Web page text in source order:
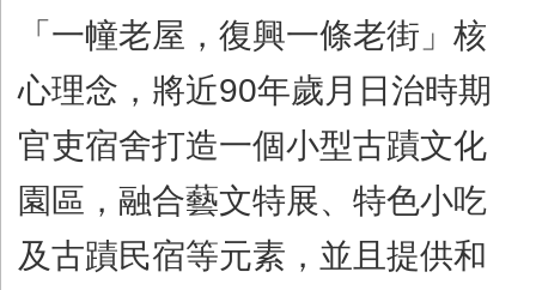
「一幢老屋，復興一條老街」核
心理念，將近90年歲月日治時期
官吏宿舍打造一個小型古蹟文化
園區，融合藝文特展、特色小吃
及古蹟民宿等元素，並且提供和